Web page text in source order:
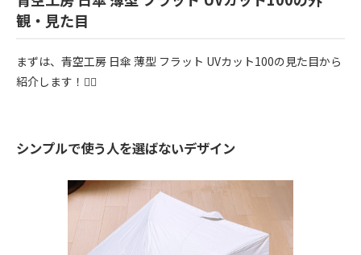
観・見た目
まずは、青空工房 日傘 薄型 フラット UVカット100の見た目から
紹介します！💁‍♀️
シンプルで使う人を選ばないデザイン